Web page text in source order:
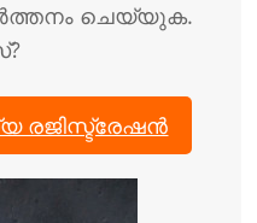
ചെയ്യുക.
രജിസ്ട്രേഷൻ